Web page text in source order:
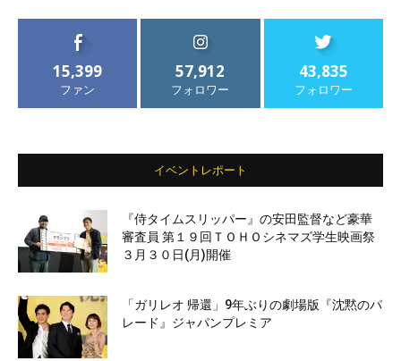
15,399
ファン
57,912
フォロワー
43,835
フォロワー
イベントレポート
『侍タイムスリッパー』の安田監督など豪華
審査員 第１９回ＴＯＨＯシネマズ学生映画祭
３月３０日(月)開催
「ガリレオ 帰還」9年ぶりの劇場版『沈黙のパ
レード』ジャパンプレミア